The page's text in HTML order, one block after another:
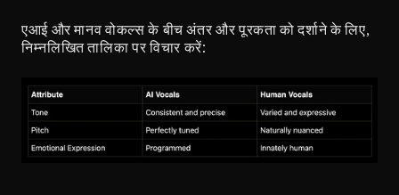
एआई और मानव वोकल्स के बीच अंतर और पूरकता को दर्शाने के लिए,
निम्नलिखित तालिका पर विचार करें: